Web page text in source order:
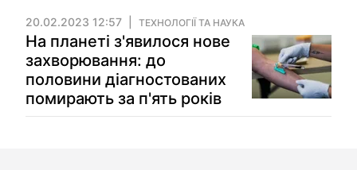
20.02.2023 12:57 ТЕХНОЛОГІЇ ТА НАУКА
На планеті з'явилося нове
захворювання: до
половини діагностованих
помирають за п'ять років